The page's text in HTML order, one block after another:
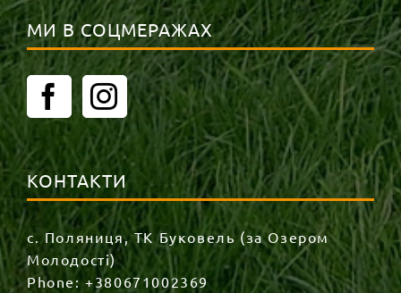
МИ В СОЦМЕРАЖАХ
КОНТАКТИ
с. Поляниця, ТК Буковель (за Озером
Молодості)
Phone:+380671002369